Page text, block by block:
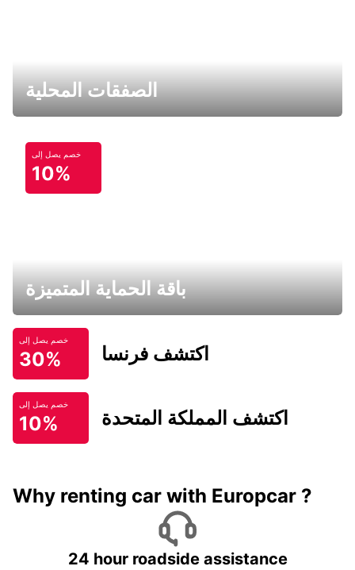
الصفقات المحلية
خصم يصل إلى
10%
باقة الحماية المتميزة
خصم يصل إلى
30% اكتشف فرنسا
خصم يصل إلى
10% اكتشف المملكة المتحدة
Why renting car with Europcar ?
24 hour roadside assistance